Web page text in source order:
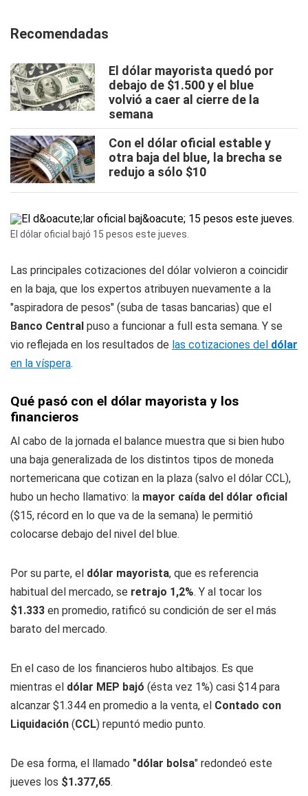
Recomendadas
El dólar mayorista quedó por
debajo de $1.500 y el blue
volvió a caer al cierre de la
semana
Con el dólar oficial estable y
otra baja del blue, la brecha se
redujo a sólo $10
El dólar oficial bajó 15 pesos este jueves.
Las principales cotizaciones del dólar volvieron a coincidir
en la baja, que los expertos atribuyen nuevamente a la
"aspiradora de pesos" (suba de tasas bancarias) que el
Banco Central puso a funcionar a full esta semana. Y se
vio reflejada en los resultados de las cotizaciones del dólar
en la víspera.
Qué pasó con el dólar mayorista y los
financieros
Al cabo de la jornada el balance muestra que si bien hubo
una baja generalizada de los distintos tipos de moneda
nortemericana que cotizan en la plaza (salvo el dólar CCL),
hubo un hecho llamativo: la mayor caída del dólar oficial
($15, récord en lo que va de la semana) le permitió
colocarse debajo del nivel del blue.
Por su parte, el dólar mayorista, que es referencia
habitual del mercado, se retrajo 1,2%. Y al tocar los
$1.333 en promedio, ratificó su condición de ser el más
barato del mercado.
En el caso de los financieros hubo altibajos. Es que
mientras el dólar MEP bajó (ésta vez 1%) casi $14 para
alcanzar $1.344 en promedio a la venta, el Contado con
Liquidación (CCL) repuntó medio punto.
De esa forma, el llamado "dólar bolsa" redondeó este
jueves los $1.377,65.